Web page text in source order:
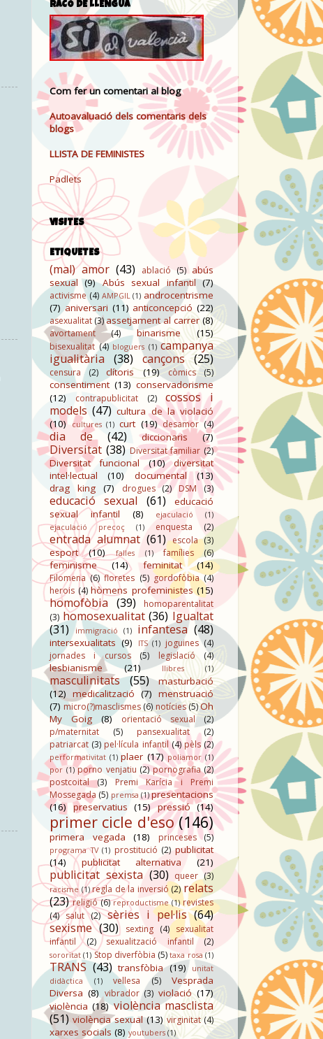
RACÓ DE LLENGUA
Com fer un comentari al blog
Autoavaluació dels comentaris dels
blogs
LLISTA DE FEMINISTES
Padlets
VISITES
ETIQUETES
(mal) amor (43) ablació (5) abús
sexual (9) Abús sexual infantil (7)
activisme (4) AMPGIL (1) androcentrisme
(7) aniversari (11) anticoncepció (22)
asexualitat (3)assetjament al carrer (8)
avortament (4) binarisme (15)
bisexualitat (4) bloguers (1) campanya
igualitària
(38) cançons (25)
censura (2) clítoris (19) còmics (5)
consentiment (13) conservadorisme
(12)
contrapublicitat (2)
cossos i
models (47) cultura de la violació
(10) cultures (1) curt (19) desamor (4)
dia de (42) diccionaris (7)
Diversitat (38) Diversitat familiar (2)
Diversitat funcional (10)
diversitat
intel·lectual
(10) documental
(13)
drag king
(7) drogues (2) DSM (3)
educació sexual (61)
educació
sexual infantil
(8) ejaculació
(1)
ejaculació precoç
(1) enquesta (2)
entrada alumnat (61) escola (3)
esport (10) falles (1) famílies (6)
feminisme (14) feminitat (14)
Filomena (6) floretes (5) gordofòbia (4)
herois (4) hòmens profeministes (15)
homofòbia (39)
homoparentalitat
(3) homosexualitat (36) Igualtat
(31)
immigració (1) infantesa (48)
intersexualitats (9) ITS (1) joguines (4)
jornades i cursos
(5) legislació (4)
lesbianisme (21) llibres (1)
masculinitats (55)
masturbació
(12) medicalització (7) menstruació
(7) micro(?)masclismes (6) notícies(5)Oh
My Goig
(8) orientació sexual
(2)
p/maternitat
(5) pansexualitat
(2)
patriarcat (3) pel·lícula infantil (4) pèls (2)
performativitat (1) plaer (17) poliamor (1)
por (1) porno venjatiu (2) pornografia (2)
postcoital
(3)
Premi Karícia i Premi
Mossegada (5) premsa (1) presentacions
(16) preservatius (15) pressió (14)
primer cicle d'eso (146)
primera vegada (18) princeses (5)
programa TV (1) prostitució (2) publicitat
(14)
publicitat alternativa (21)
publicitat sexista (30) queer (3)
racisme (1) regla de la inversió (2) relats
(23) religió (6) reproductisme (1) revistes
(4) salut (2) sèries i pel·lis (64)
sexisme (30) sexting (4) sexualitat
infantil
(2) sexualització infantil (2)
sororitat (1) Stop diverfòbia (5) taxa rosa (1)
TRANS (43) transfòbia (19)
unitat
didàctica
(1) vellesa (5)
Vesprada
Diversa (8) vibrador (3) violació (17)
violència (18) violència masclista
(51) violència sexual (13) virginitat (4)
xarxes socials (8) youtubers (1)